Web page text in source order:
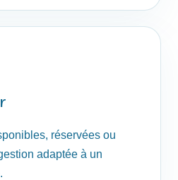
réservées ou
adaptée à un